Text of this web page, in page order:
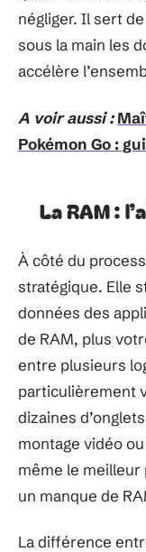
négliger. Il sert
sous la main les
accélère
A voir aussi :
Pokémon Go :
La RAM :
À côté du
stratégique. Elle
données des
de RAM, plus
entre plusieurs
particulièrement
dizaines
montage vidéo
même le meilleur
un manque de
La différence